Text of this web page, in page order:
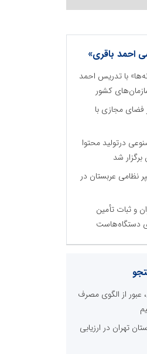
احمد باقری»
با تدریس احمد
کشور
فضای مجازی با
درتولید محتوا
شد
نظامی عربستان در
و ثبات تأمین
دستگاه‌هاست
از الگوی مصرف
تهران در ارزیابی